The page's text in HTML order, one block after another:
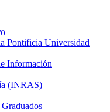
Pontificia Universidad
Información
(INRAS)